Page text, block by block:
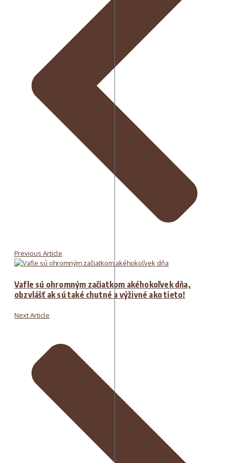
Previous Article
Vafle sú ohromným začiatkom akéhokoľvek dňa,
obzvlášť ak sú také chutné a výživné ako tieto!
Next Article